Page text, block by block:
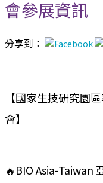
會參展資訊
分享到：
【國家生技研究園
會】
🔥BIO Asia-Taiwan